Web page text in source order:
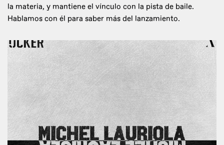
la materia, y mantiene el vínculo con la pista de baile.
Hablamos con él para saber más del lanzamiento.